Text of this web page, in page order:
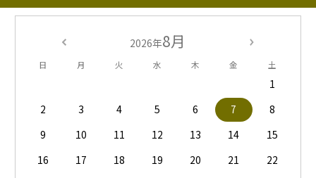
2026年8月
日 月 火 水 木 金 土
1
2
3 4 5 6 7
8
9
10 11 12 13 14
15
16
17 18 19 20 21
22